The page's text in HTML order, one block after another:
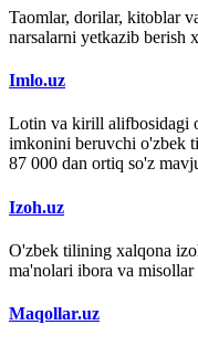
Taomlar, dorilar, kitoblar
narsalarni yetkazib berish
Imlo.uz
Lotin va kirill alifbosidagi
imkonini beruvchi o'zbek
87 000 dan ortiq so'z
Izoh.uz
O'zbek tilining xalqona
ma'nolari ibora va
Maqollar.uz